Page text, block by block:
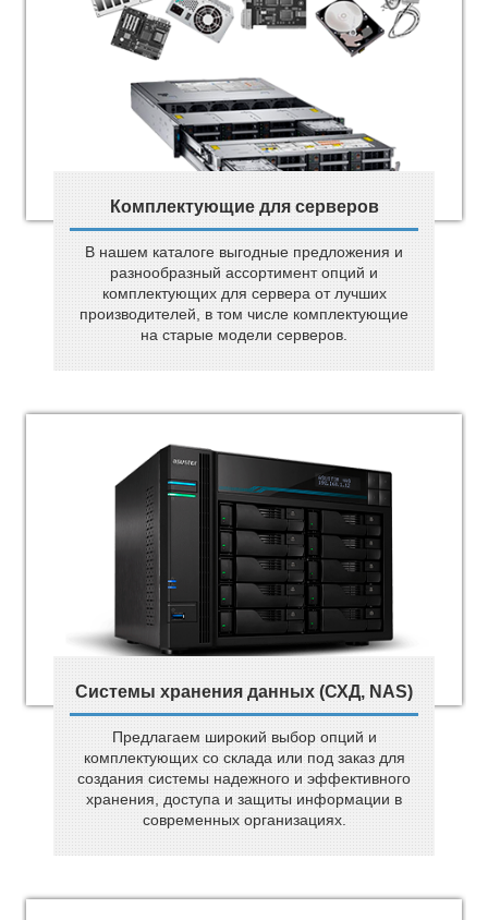
Комплектующие для серверов
В нашем каталоге выгодные предложения и
разнообразный ассортимент опций и
комплектующих для сервера от лучших
производителей, в том числе комплектующие
на старые модели серверов.
Системы хранения данных (СХД, NAS)
Предлагаем широкий выбор опций и
комплектующих со склада или под заказ для
создания системы надежного и эффективного
хранения, доступа и защиты информации в
современных организациях.